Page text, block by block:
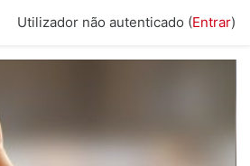
Utilizador não autenticado (Entrar)